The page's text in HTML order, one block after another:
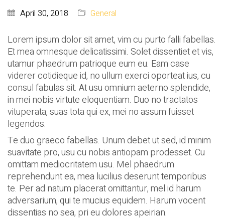
April 30, 2018 General
Lorem ipsum dolor sit amet, vim cu purto falli fabellas.
Et mea omnesque delicatissimi. Solet dissentiet et vis,
utamur phaedrum patrioque eum eu. Eam case
viderer cotidieque id, no ullum exerci oporteat ius, cu
consul fabulas sit. At usu omnium aeterno splendide,
in mei nobis virtute eloquentiam. Duo no tractatos
vituperata, suas tota qui ex, mei no assum fuisset
legendos.
Te duo graeco fabellas. Unum debet ut sed, id minim
suavitate pro, usu cu nobis antiopam prodesset. Cu
omittam mediocritatem usu. Mel phaedrum
reprehendunt ea, mea lucilius deserunt temporibus
te. Per ad natum placerat omittantur, mel id harum
adversarium, qui te mucius equidem. Harum vocent
dissentias no sea, pri eu dolores apeirian.